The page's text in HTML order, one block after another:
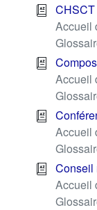
CHSCT
Accueil
Accueil
Accueil
Conseil
Accueil